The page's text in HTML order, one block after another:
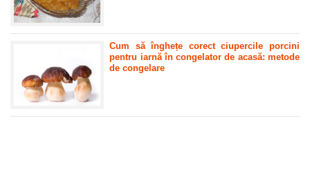
Cum să înghețe corect ciupercile porcini
pentru iarnă în congelator de acasă: metode
de congelare